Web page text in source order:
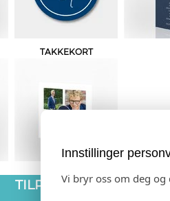
TAKKEKORT
TILPASS PRODUKTET
Innstillinger
Vi bryr oss om deg